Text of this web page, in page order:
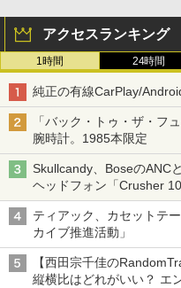
アクセスランキング
1時間 24時間
純正の有線CarPlay/
「バック・トゥ・ザ・フ
腕時計。1985本限定
Skullcandy、BoseのANC
ヘッドフォン「Crusher
ティアック、カセットテ
カイブ推進活動」
【西田宗千佳の
縦横比はどれがいい？ エ